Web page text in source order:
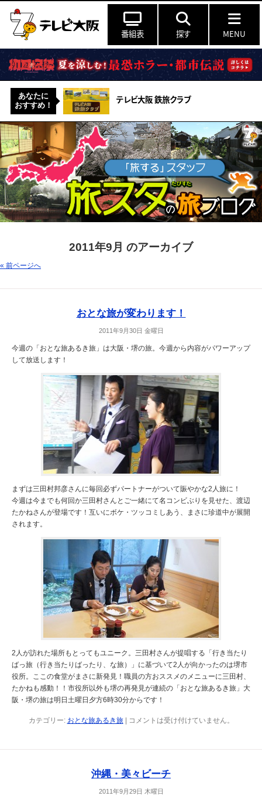
番組表 探す MENU
あなたに
おすすめ！
テレビ大阪 鉄旅クラブ
2011年9月 のアーカイブ
« 前ページへ
おとな旅が変わります！
2011年9月30日 金曜日
今週の「おとな旅あるき旅」は大阪・堺の旅。今週から内容がパワーアップ
して放送します！
まずは三田村邦彦さんに毎回必ずパートナーがついて賑やかな2人旅に！
今週は今までも何回か三田村さんとご一緒にて名コンビぶりを見せた、渡辺
たかねさんが登場です！互いにボケ・ツッコミしあう、まさに珍道中が展開
されます。
2人が訪れた場所もとってもユニーク。三田村さんが提唱する「行き当たり
ばっ旅（行き当たりばったり、な旅）」に基づいて2人が向かったのは堺市
役所。ここの食堂がまさに新発見！職員の方おススメのメニューに三田村、
たかねも感動！！市役所以外も堺の再発見が連続の「おとな旅あるき旅」大
阪・堺の旅は明日土曜日夕方6時30分からです！
カテゴリー: おとな旅あるき旅| コメントは受け付けていません。
沖縄・美々ビーチ
2011年9月29日 木曜日